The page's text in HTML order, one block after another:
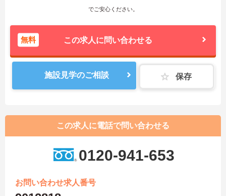
でご安心ください。
無料 この求人に問い合わせる
施設見学のご相談 保存
この求人に電話で問い合わせる
0120-941-653
お問い合わせ求人番号